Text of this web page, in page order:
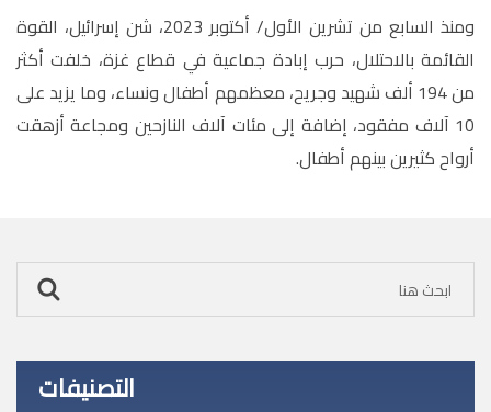
ومنذ السابع من تشرين الأول/
أكتوبر 2023، شن إسرائيل، القوة
القائمة بالاحتلال، حرب إبادة جماعية في قطاع غزة، خلفت أكثر
من 194 ألف شهيد وجريح، معظمهم أطفال ونساء، وما يزيد على
10 آلاف مفقود، إضافة إلى مئات آلاف النازحين ومجاعة أزهقت
أرواح كثيرين بينهم أطفال.
التصنيفات